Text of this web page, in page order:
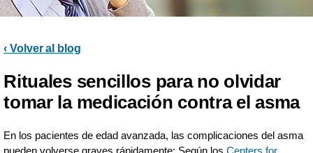
‹ Volver al blog
Rituales sencillos para no olvidar
tomar la medicación contra el asma
En los pacientes de edad avanzada, las complicaciones del asma
pueden volverse graves rápidamente: Según losCenters for